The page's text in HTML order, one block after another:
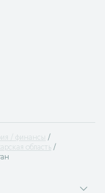
/ финансы
область